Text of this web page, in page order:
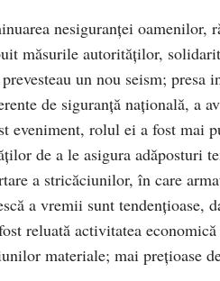
nesiguranţei oamenilor,
măsurile autorităţilor,
un nou seism;
de siguranţă naţională, a
eveniment, rolul ei a fost mai
de a le asigura adăposturi
a stricăciunilor, în care
a vremii sunt tendenţioase,
reluată activitatea
materiale; mai preţioase